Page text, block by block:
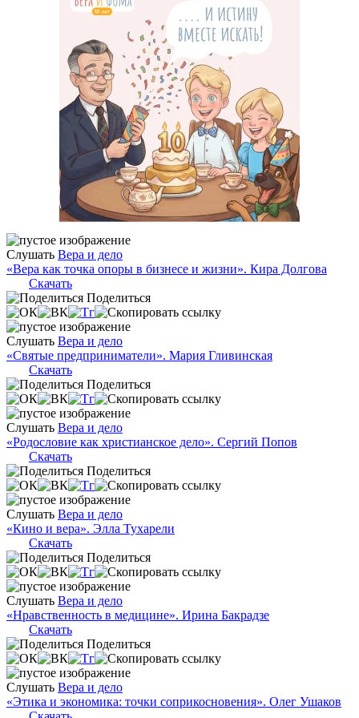
Слушать Вера и дело
«Вера как точка опоры в бизнесе и жизни». Кира Долгова
Скачать
Поделиться
Слушать Вера и дело
«Святые предприниматели». Мария Гливинская
Скачать
Поделиться
Слушать Вера и дело
«Родословие как христианское дело». Сергий Попов
Скачать
Поделиться
Слушать Вера и дело
«Кино и вера». Элла Тухарели
Скачать
Поделиться
Слушать Вера и дело
«Нравственность в медицине». Ирина Бакрадзе
Скачать
Поделиться
Слушать Вера и дело
«Этика и экономика: точки соприкосновения». Олег Ушаков